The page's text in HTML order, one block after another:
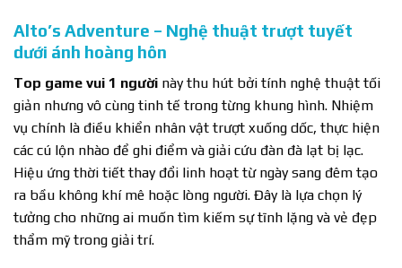
Alto’s Adventure – Nghệ thuật trượt tuyết
dưới ánh hoàng hôn
Top game vui 1 người này thu hút bởi tính nghệ thuật tối
giản nhưng vô cùng tinh tế trong từng khung hình. Nhiệm
vụ chính là điều khiển nhân vật trượt xuống dốc, thực hiện
các cú lộn nhào để ghi điểm và giải cứu đàn đà lạt bị lạc.
Hiệu ứng thời tiết thay đổi linh hoạt từ ngày sang đêm tạo
ra bầu không khí mê hoặc lòng người. Đây là lựa chọn lý
tưởng cho những ai muốn tìm kiếm sự tĩnh lặng và vẻ đẹp
thẩm mỹ trong giải trí.